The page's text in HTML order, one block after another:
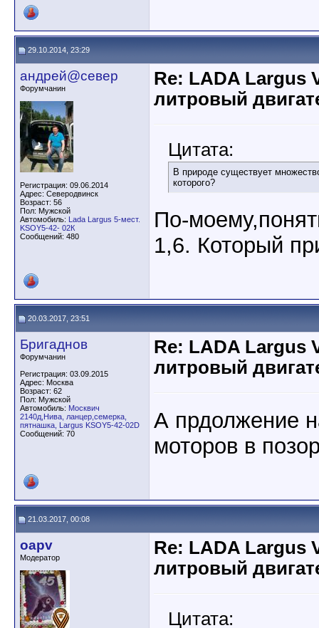
29.10.2014, 23:29
андрей@север
Форумчанин
Регистрация: 09.06.2014
Адрес: Северодвинск
Возраст: 56
Пол: Мужской
Автомобиль: Lada Largus 5-мест.
KSOY5-42- 02К
Сообщений: 480
Re: LADA Largus
литровый
Цитата:
В природе существует
которого?
По-
1,6. Который
20.03.2017, 23:51
Бригаднов
Форумчанин
Регистрация: 03.09.2015
Адрес: Москва
Возраст: 62
Пол: Мужской
Автомобиль: Москвич
2140д,Нива, ланцер,семерка,
пятнашка, Largus KSOY5-42-02D
Сообщений: 70
Re: LADA Largus
литровый
А прдолжение
моторов в
21.03.2017, 00:08
oapv
Модератор
Re: LADA Largus
литровый
Цитата: